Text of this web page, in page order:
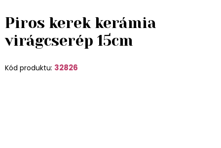
Piros kerek kerámia
virágcserép 15cm
Kód produktu: 32826